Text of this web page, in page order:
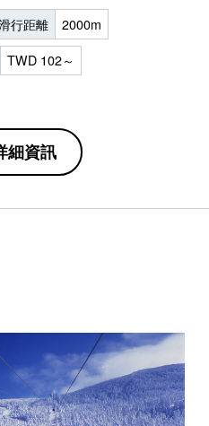
行距離 2000m
TWD 102～
細資訊